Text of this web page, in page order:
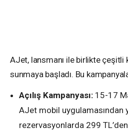
AJet, lansmanı ile birlikte çeşitli
sunmaya başladı. Bu
Açılış Kampanyası: 15-17
AJet mobil uygulamasından
rezervasyonlarda 299